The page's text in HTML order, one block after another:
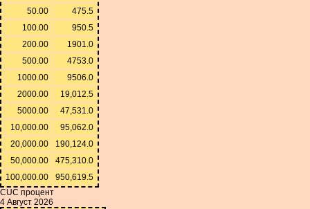
50.00
475.5
100.00
950.5
200.00
1901.0
500.00
4753.0
1000.00
9506.0
2000.00
19,012.5
5000.00
47,531.0
10,000.00
95,062.0
20,000.00
190,124.0
50,000.00
475,310.0
100,000.00
950,619.5
CUC процент
4 Август 2026